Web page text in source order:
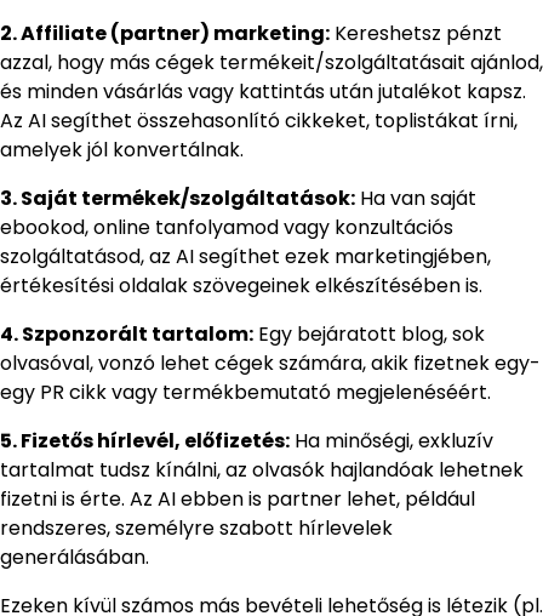
2. Affiliate (partner) marketing: Kereshetsz pénzt
azzal, hogy más cégek termékeit/szolgáltatásait ajánlod,
és minden vásárlás vagy kattintás után jutalékot kapsz.
Az AI segíthet összehasonlító cikkeket, toplistákat írni,
amelyek jól konvertálnak.
3. Saját termékek/szolgáltatások: Ha van saját
ebookod, online tanfolyamod vagy konzultációs
szolgáltatásod, az AI segíthet ezek marketingjében,
értékesítési oldalak szövegeinek elkészítésében is.
4. Szponzorált tartalom: Egy bejáratott blog, sok
olvasóval, vonzó lehet cégek számára, akik fizetnek egy-
egy PR cikk vagy termékbemutató megjelenéséért.
5. Fizetős hírlevél, előfizetés: Ha minőségi, exkluzív
tartalmat tudsz kínálni, az olvasók hajlandóak lehetnek
fizetni is érte. Az AI ebben is partner lehet, például
rendszeres, személyre szabott hírlevelek
generálásában.
Ezeken kívül számos más bevételi lehetőség is létezik (pl.